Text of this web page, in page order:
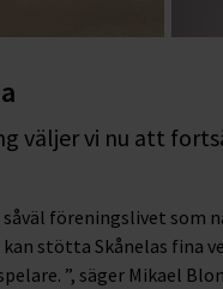
väljer vi nu att
föreningslivet som
stötta Skånelas fina
”, säger Mikael